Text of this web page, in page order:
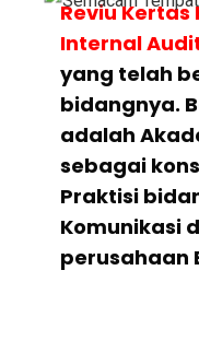
Reviu
Internal
yang telah
bidangnya.
adalah
sebagai
Praktisi
Komunikasi
perusahaan